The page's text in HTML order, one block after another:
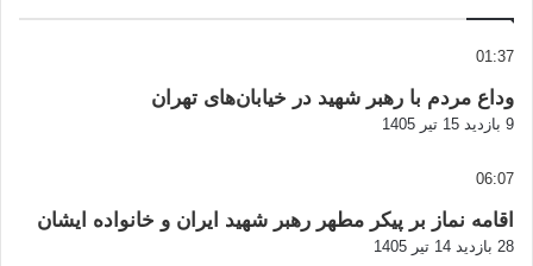
01:37
وداع مردم با رهبر شهید در خیابان‌های تهران
9 بازدید 15 تیر 1405
06:07
اقامه نماز بر پیکر مطهر رهبر شهید ایران و خانواده ایشان
28 بازدید 14 تیر 1405